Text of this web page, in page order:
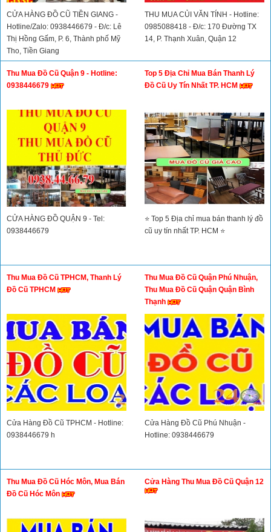
CỬA HÀNG ĐỒ CŨ TIỀN GIANG -
Hotline/Zalo: 0938446679 - Đ/c: Lê
Thị Hồng Gấm, P. 6, Thành phố Mỹ
Tho, Tiền Giang
THU MUA CỦI VĂN TÍNH - Hotline:
0985088418 - Đ/c: 170 Đường TX
14, P. Thạnh Xuân, Quận 12
Thu Mua Đồ Cũ Quận 9 - Hotline:
0938446679
CỬA HÀNG ĐỒ QUẬN 9 - Tel:
0938446679
Top 5 Địa Chỉ Mua Bán Thanh Lý
Đồ Cũ Uy Tín Nhất TP. HCM
⭐ Top 5 Địa chỉ mua bán thanh lý đồ
cũ uy tín nhất TP. HCM ⭐
Thu Mua Đồ Cũ TPHCM, Thanh Lý
Đồ Cũ TPHCM
Cửa Hàng Đồ Cũ TPHCM - Hotline:
0938446679 h
Thu Mua Đồ Cũ Quận Phú Nhuận,
Thu Mua Đồ Cũ Quận Quận Bình
Thạnh
Cửa Hàng Đồ Cũ Phú Nhuận -
Hotline: 0938446679
Thu Mua Đồ Cũ Hóc Môn, Mua Bán
Đồ Cũ Hóc Môn
Cửa Hàng Thu Mua Đồ Cũ Quận 12